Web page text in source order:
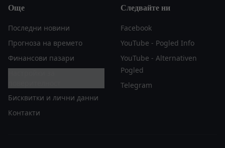
Още
Последни новини
Прогноза на времето
Финансови пазари
Бисквитки и лични данни
Контакти
Следвайте ни
Facebook
YouTube - Pogled Info
YouTube - Alternativen
Pogled
Telegram